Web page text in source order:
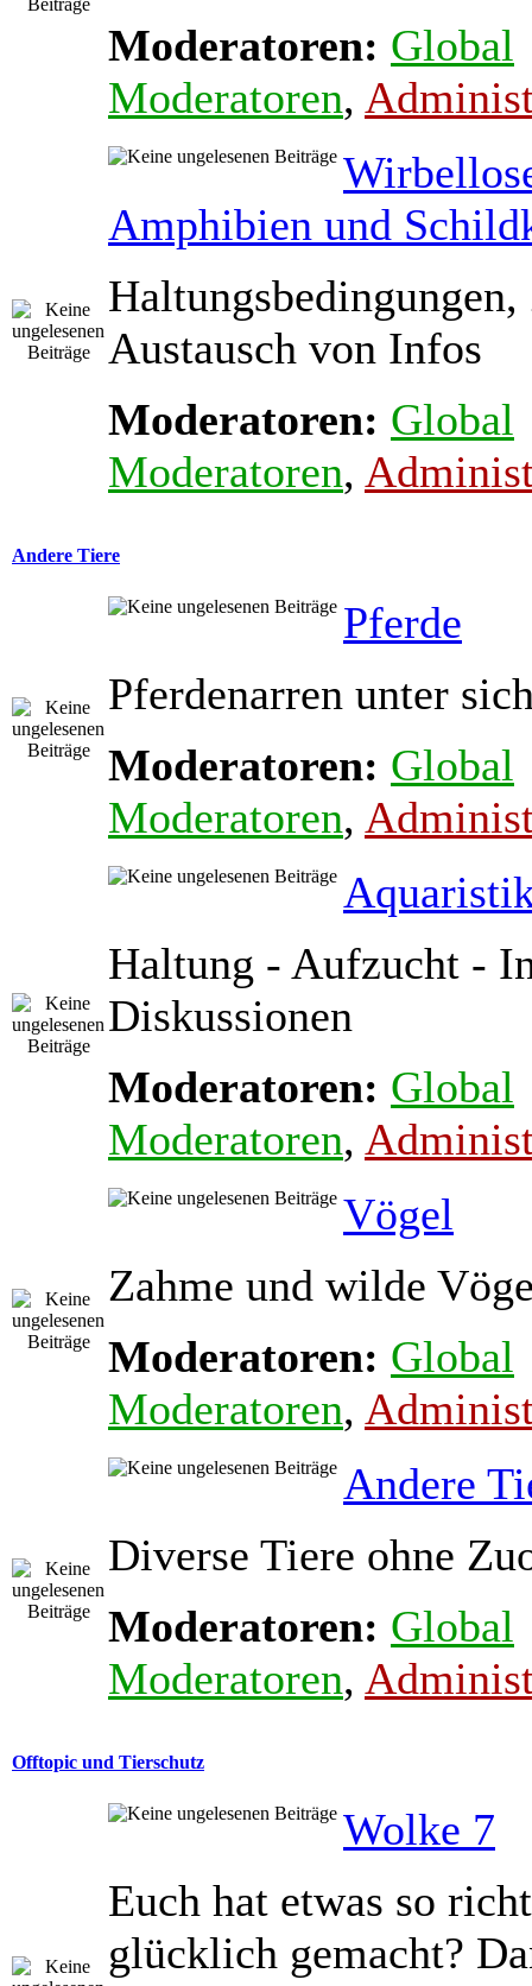
Moderatoren: Global
Moderatoren,
Amphibien und
Austausch von Infos
Moderatoren: Global
Moderatoren,
Andere Tiere
Pferde
Pferdenarren unter
Moderatoren: Global
Moderatoren,
Haltung - Aufzucht -
Diskussionen
Moderatoren: Global
Moderatoren,
Vögel
Zahme und wilde
Moderatoren: Global
Moderatoren,
Andere
Diverse Tiere ohne
Moderatoren: Global
Moderatoren,
Offtopic und Tierschutz
Wolke 7
Euch hat etwas so
glücklich gemacht?